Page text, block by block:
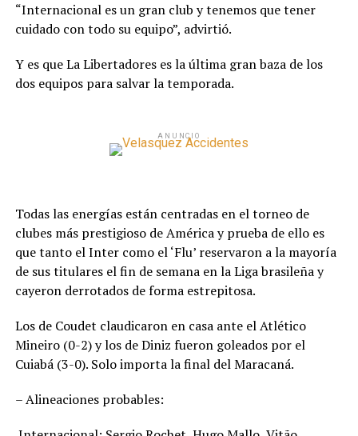
“Internacional es un gran club y tenemos que tener
cuidado con todo su equipo”, advirtió.
Y es que La Libertadores es la última gran baza de los
dos equipos para salvar la temporada.
ANUNCIO
Todas las energías están centradas en el torneo de
clubes más prestigioso de América y prueba de ello es
que tanto el Inter como el ‘Flu’ reservaron a la mayoría
de sus titulares el fin de semana en la Liga brasileña y
cayeron derrotados de forma estrepitosa.
Los de Coudet claudicaron en casa ante el Atlético
Mineiro (0-2) y los de Diniz fueron goleados por el
Cuiabá (3-0). Solo importa la final del Maracaná.
– Alineaciones probables: